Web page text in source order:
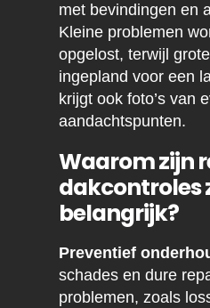
met bevindingen en
Kleine problemen
opgelost, terwijl
ingepland voor een
krijgt ook foto’s van
aandachtspunten.
Waarom zijn
dakcontroles
belangrijk?
Preventief
schades en dure
problemen, zoals